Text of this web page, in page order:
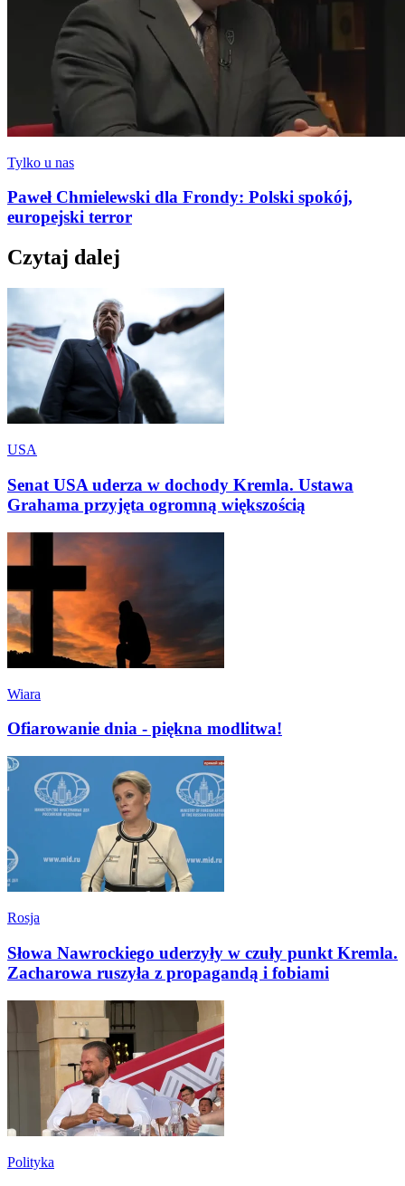
Tylko u nas
Paweł Chmielewski dla Frondy: Polski spokój,
europejski terror
Czytaj dalej
USA
Senat USA uderza w dochody Kremla. Ustawa
Grahama przyjęta ogromną większością
Wiara
Ofiarowanie dnia - piękna modlitwa!
Rosja
Słowa Nawrockiego uderzyły w czuły punkt Kremla.
Zacharowa ruszyła z propagandą i fobiami
Polityka